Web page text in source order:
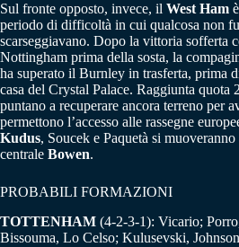
Sul fronte opposto, invece, il West Ham
periodo di difficoltà in cui qualcosa non
scarseggiavano. Dopo la vittoria sofferta
Nottingham prima della sosta, la
ha superato il Burnley in trasferta, prima
casa del Crystal Palace. Raggiunta quota
puntano a recuperare ancora terreno per
permettono l’accesso alle rassegne
Kudus, Soucek e Paquetà si
centrale Bowen.
PROBABILI FORMAZIONI
TOTTENHAM (4-2-3-1): Vicario;
Bissouma, Lo Celso; Kulusevski,